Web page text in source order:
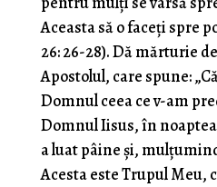
Aceasta să o faceţi spre
26: 26-28). Dă mărturie
Apostolul, care spune:
Domnul ceea ce v-am
Domnul Iisus, în
a luat pâine şi,
Acesta este Trupul Meu,